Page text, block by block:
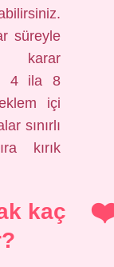
süreyle
karar
4 ila 8
içi
sınırlı
kırık
kaç